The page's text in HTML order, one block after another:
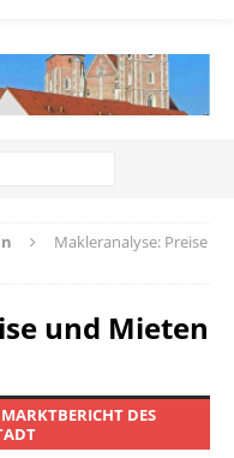
Makleranalyse: Preise
und Mieten
DES